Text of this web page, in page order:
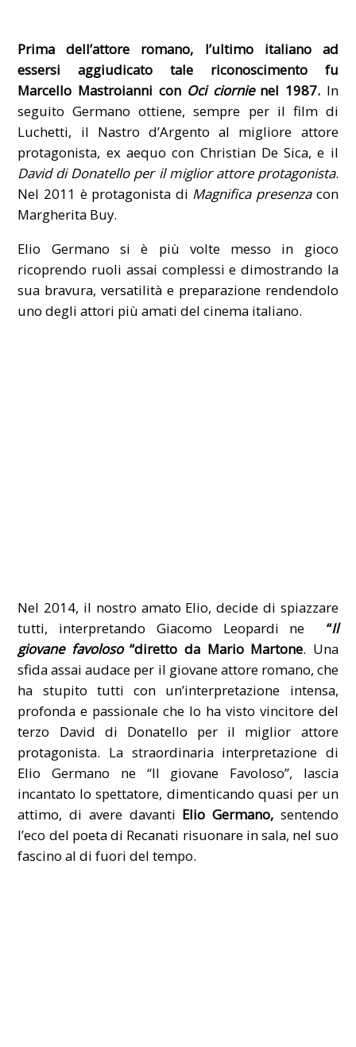
Prima dell’attore romano, l’ultimo italiano ad
essersi aggiudicato tale riconoscimento fu
Marcello Mastroianni con Oci ciornienel 1987. In
seguito Germano ottiene, sempre per il film di
Luchetti, il Nastro d’Argento al migliore attore
protagonista, ex aequo con Christian De Sica, e il
David di Donatello per il miglior attore protagonista.
Nel 2011 è protagonista di Magnifica presenzacon
Margherita Buy.
Elio Germano si è più volte messo in gioco
ricoprendo ruoli assai complessi e dimostrando la
sua bravura, versatilità e preparazione rendendolo
uno degli attori più amati del cinema italiano.
Nel 2014, il nostro amato Elio, decide di spiazzare
tutti, interpretando Giacomo Leopardi ne “Il
giovane favoloso“diretto da Mario Martone. Una
sfida assai audace per il giovane attore romano, che
ha stupito tutti con un’interpretazione intensa,
profonda e passionale che lo ha visto vincitore del
terzo David di Donatello per il miglior attore
protagonista. La straordinaria interpretazione di
Elio Germano ne “Il giovane Favoloso”, lascia
incantato lo spettatore, dimenticando quasi per un
attimo, di avere davanti Elio Germano,sentendo
l’eco del poeta di Recanati risuonare in sala, nel suo
fascino al di fuori del tempo.